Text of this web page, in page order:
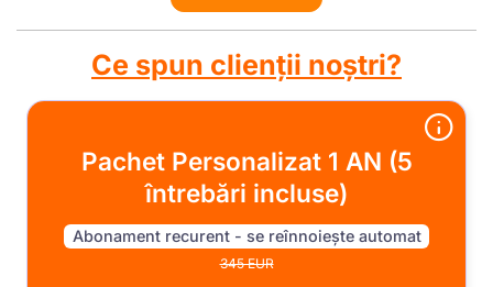
Ce spun clienții noștri?
Pachet Personalizat 1 AN (5
întrebări incluse)
Abonament recurent - se reînnoiește automat
345 EUR